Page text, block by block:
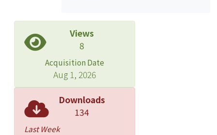
Views
8
Acquisition Date
Aug 1, 2026
Downloads
134
Last Week